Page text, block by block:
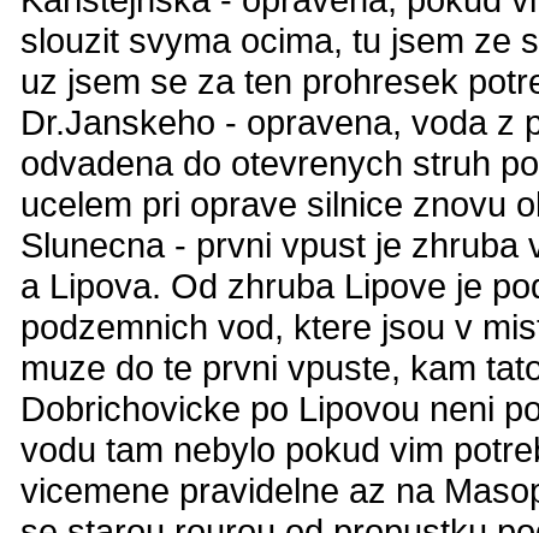
slouzit svyma ocima, tu jsem ze
uz jsem se za ten prohresek
Dr.Janskeho - opravena, voda z
odvadena do otevrenych struh
ucelem pri oprave silnice znovu
Slunecna - prvni vpust je zhruba
a Lipova. Od zhruba Lipove je
podzemnich vod, ktere jsou v
muze do te prvni vpuste, kam
Dobrichovicke po Lipovou neni
vodu tam nebylo pokud vim
vicemene pravidelne az na